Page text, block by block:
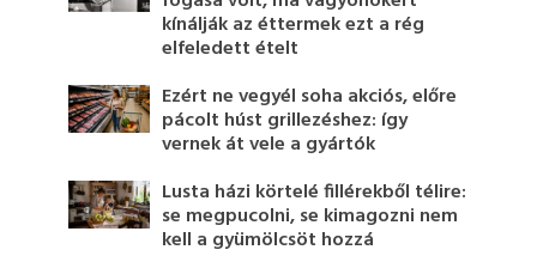
kínálják az éttermek ezt a rég
elfeledett ételt
Ezért ne vegyél soha akciós, előre
pácolt húst grillezéshez: így
vernek át vele a gyártók
Lusta házi körtelé fillérekből télire:
se megpucolni, se kimagozni nem
kell a gyümölcsöt hozzá